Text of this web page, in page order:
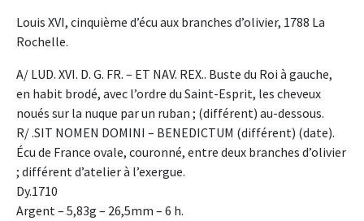
Louis XVI, cinquième d’écu aux branches d’olivier, 1788 La
Rochelle.
A/ LUD. XVI. D. G. FR. – ET NAV. REX.. Buste du Roi à gauche,
en habit brodé, avec l’ordre du Saint-Esprit, les cheveux
noués sur la nuque par un ruban ; (différent) au-dessous.
R/ .SIT NOMEN DOMINI – BENEDICTUM (différent) (date).
Écu de France ovale, couronné, entre deux branches d’olivier
; différent d’atelier à l’exergue.
Dy.1710
Argent – 5,83g – 26,5mm – 6 h.